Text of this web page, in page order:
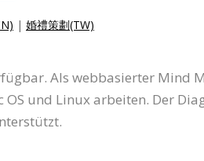
| 婚禮策劃(TW)
Als webbasierter Mind
und Linux arbeiten. Der